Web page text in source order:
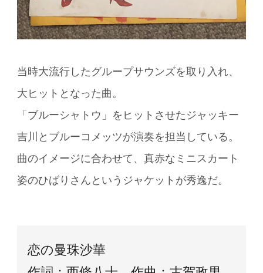
当時大流行したグループサウンズを取り入れ、
大ヒットとなった曲。
「ブルーシャトウ」をヒットさせたジャッキー
吉川とブルーコメッツが演奏を担当している。
曲のイメージに合わせて、真赤なミニスカート
姿のひばりさんというジャケットが秀逸だ。
恋の曼珠沙華